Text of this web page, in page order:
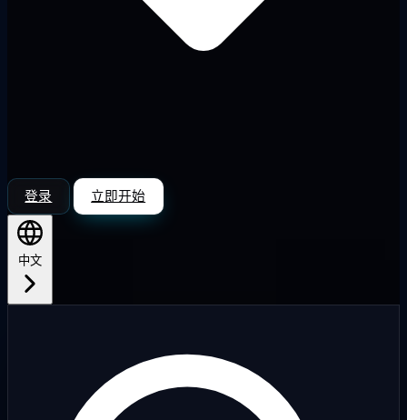
登录 立即开始
中文